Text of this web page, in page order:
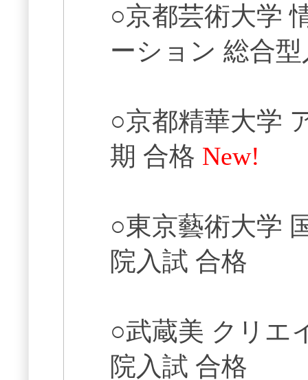
○京都芸術大学
ーション 総合
○京都精華大学
期 合格 New!
○東京藝術大学
院入試 合格
○武蔵美 クリエ
院入試 合格